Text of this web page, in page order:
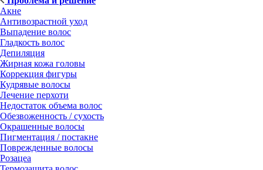
Акне
Антивозрастной уход
Выпадение волос
Гладкость волос
Депиляция
Жирная кожа головы
Коррекция фигуры
Кудрявые волосы
Лечение перхоти
Недостаток объема волос
Обезвоженность / сухость
Окрашенные волосы
Пигментация / постакне
Поврежденные волосы
Розацеа